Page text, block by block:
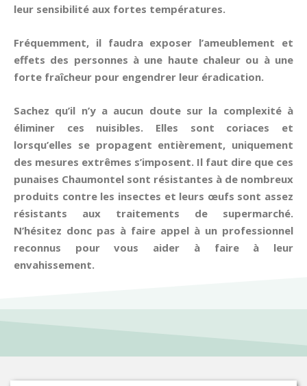
leur sensibilité aux fortes températures.
Fréquemment, il faudra exposer l’ameublement et
effets des personnes à une haute chaleur ou à une
forte fraîcheur pour engendrer leur éradication.
Sachez qu’il n’y a aucun doute sur la complexité à
éliminer ces nuisibles. Elles sont coriaces et
lorsqu’elles se propagent entièrement, uniquement
des mesures extrêmes s’imposent. Il faut dire que ces
punaises Chaumontel sont résistantes à de nombreux
produits contre les insectes et leurs œufs sont assez
résistants aux traitements de supermarché.
N’hésitez donc pas à faire appel à un professionnel
reconnus pour vous aider à faire à leur
envahissement.